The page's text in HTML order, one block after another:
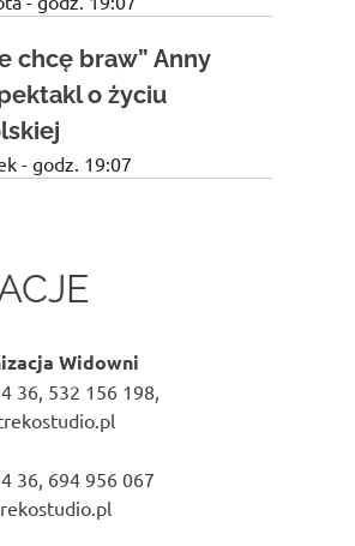
chcę braw” Anny
o życiu
- godz. 19:07
Widowni
36, 532 156 198,
36, 694 956 067